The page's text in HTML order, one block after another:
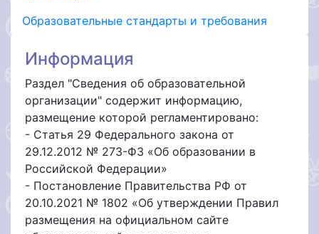
Образовательные стандарты и требования
Информация
Раздел "Сведения об образовательной
организации" содержит информацию,
размещение которой регламентировано:
- Статья 29 Федерального закона от
29.12.2012 № 273-ФЗ «Об образовании в
Российской Федерации»
- Постановление Правительства РФ от
20.10.2021 № 1802 «Об утверждении Правил
размещения на официальном сайте